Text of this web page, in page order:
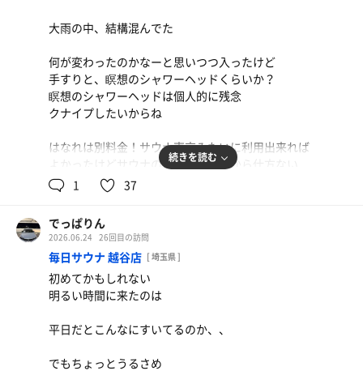
大雨の中、結構混んでた
何が変わったのかなーと思いつつ入ったけど
手すりと、瞑想のシャワーヘッドくらいか？
瞑想のシャワーヘッドは個人的に残念
クナイプしたいからね
はなれは別料金！サウナ東京みたいに利用出来れば
よかったけどサウナの料金が安めだから仕方ない
最後にアウフグースを受けて帰宅
続きを読む
1 37
でっぱりん
2026.06.24 26回目の訪問
毎日サウナ 越谷店 [ 埼玉県 ]
初めてかもしれない
明るい時間に来たのは
平日だとこんなにすいてるのか、、
でもちょっとうるさめ